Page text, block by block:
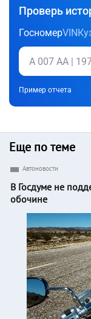
Проверь
ГосномерVIN
Пример отчета
Еще по теме
Автоновости
В Госдуме не
обочине